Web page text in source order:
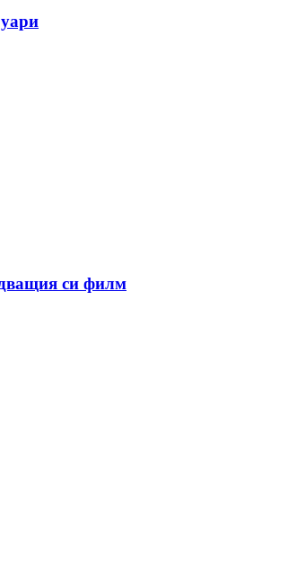
си филм